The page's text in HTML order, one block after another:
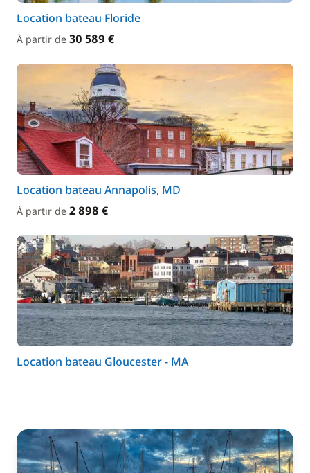
Location bateau Floride
À partir de 30 589 €
Location bateau Annapolis, MD
À partir de 2 898 €
Location bateau Gloucester - MA